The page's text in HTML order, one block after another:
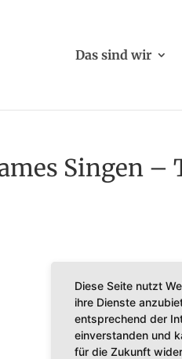
Das sind wir
Singen –
Diese Seite nutzt
ihre Dienste
entsprechend der
einverstanden und
für die Zukunft